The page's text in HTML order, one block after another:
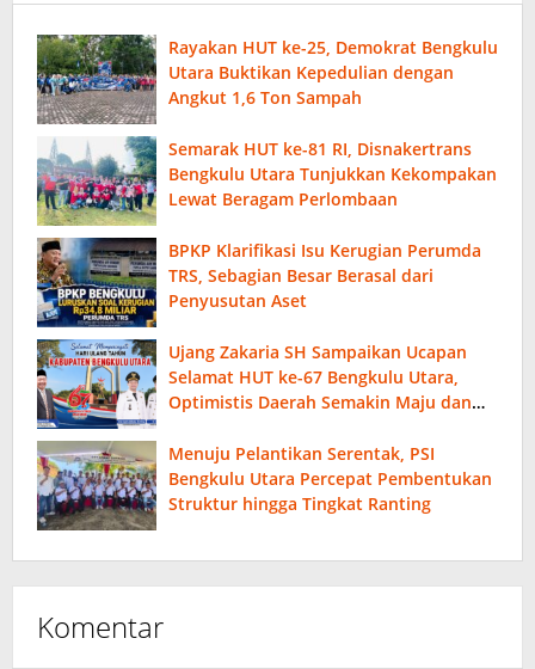
Rayakan HUT ke-25, Demokrat Bengkulu
Utara Buktikan Kepedulian dengan
Angkut 1,6 Ton Sampah
Semarak HUT ke-81 RI, Disnakertrans
Bengkulu Utara Tunjukkan Kekompakan
Lewat Beragam Perlombaan
BPKP Klarifikasi Isu Kerugian Perumda
TRS, Sebagian Besar Berasal dari
Penyusutan Aset
Ujang Zakaria SH Sampaikan Ucapan
Selamat HUT ke-67 Bengkulu Utara,
Optimistis Daerah Semakin Maju dan
Menuju Pelantikan Serentak, PSI
Bengkulu Utara Percepat Pembentukan
Struktur hingga Tingkat Ranting
Komentar